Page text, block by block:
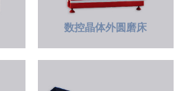
数控晶体外圆磨床